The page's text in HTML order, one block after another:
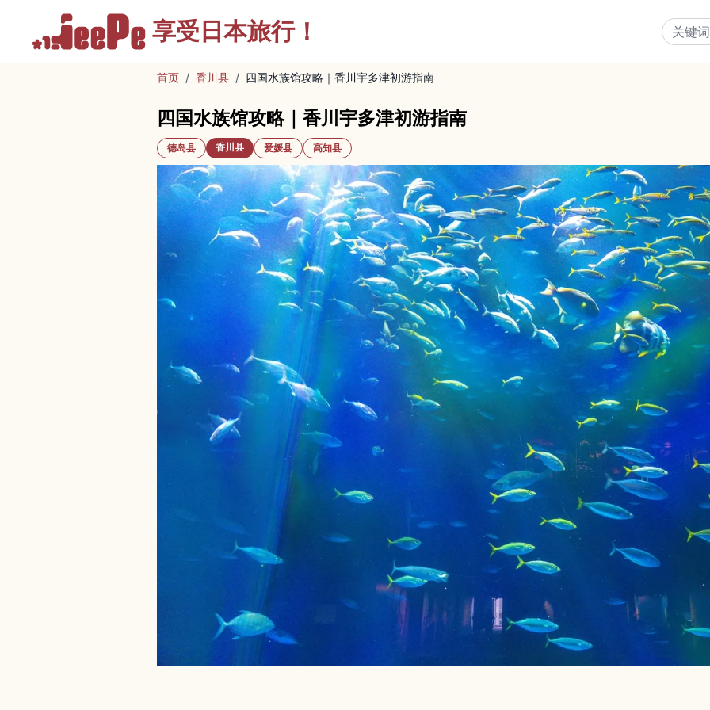
享受 日本旅行！
首页 / 香川县 / 四国水族馆攻略｜香川宇多津初游指南
四国水族馆攻略｜香川宇多津初游指南
德岛县 香川县 爱媛县 高知县